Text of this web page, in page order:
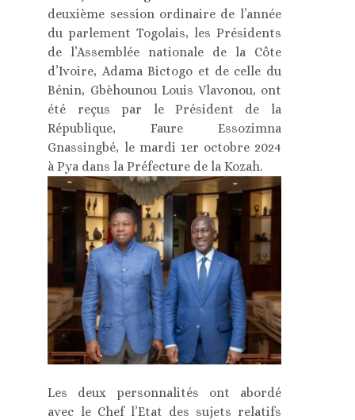
deuxième session ordinaire de l’année
du parlement Togolais, les Présidents
de l’Assemblée nationale de la Côte
d’Ivoire, Adama Bictogo et de celle du
Bénin, Gbèhounou Louis Vlavonou, ont
été reçus par le Président de la
République, Faure Essozimna
Gnassingbé, le mardi 1er octobre 2024
à Pya dans la Préfecture de la Kozah.
Les deux personnalités ont abordé
avec le Chef l’Etat des sujets relatifs